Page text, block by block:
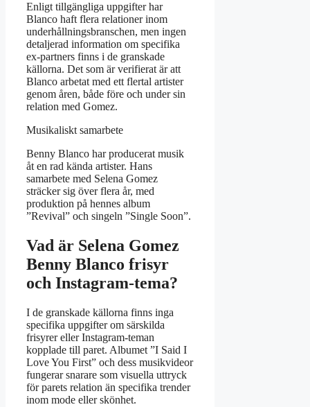
Enligt tillgängliga uppgifter har
Blanco haft flera relationer inom
underhållningsbranschen, men ingen
detaljerad information om specifika
ex-partners finns i de granskade
källorna. Det som är verifierat är att
Blanco arbetat med ett flertal artister
genom åren, både före och under sin
relation med Gomez.
Musikaliskt samarbete
Benny Blanco har producerat musik
åt en rad kända artister. Hans
samarbete med Selena Gomez
sträcker sig över flera år, med
produktion på hennes album
”Revival” och singeln ”Single Soon”.
Vad är Selena Gomez
Benny Blanco frisyr
och Instagram-tema?
I de granskade källorna finns inga
specifika uppgifter om särskilda
frisyrer eller Instagram-teman
kopplade till paret. Albumet ”I Said I
Love You First” och dess musikvideor
fungerar snarare som visuella uttryck
för parets relation än specifika trender
inom mode eller skönhet.